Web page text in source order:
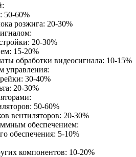
50-60%
розжига: 20-30%
20-30%
15-20%
обработки видеосигнала: 10-15%
управления:
30-40%
20-30%
50-60%
вентиляторов: 20-30%
обеспечением:
обеспечения: 5-10%
компонентов: 10-20%